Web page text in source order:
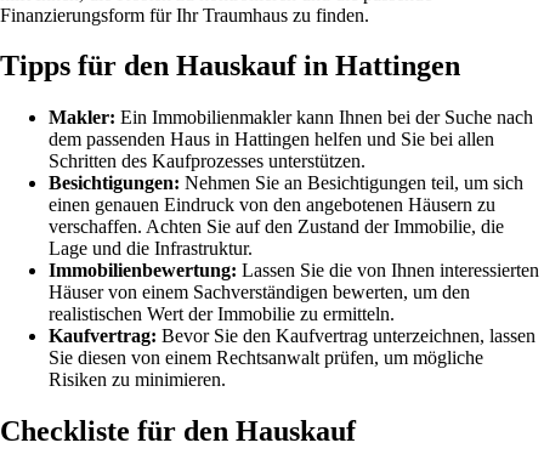
Finanzierungsform für Ihr Traumhaus zu finden.
Tipps für den Hauskauf in Hattingen
Makler: Ein Immobilienmakler kann Ihnen bei der Suche nach
dem passenden Haus in Hattingen helfen und Sie bei allen
Schritten des Kaufprozesses unterstützen.
Besichtigungen: Nehmen Sie an Besichtigungen teil, um sich
einen genauen Eindruck von den angebotenen Häusern zu
verschaffen. Achten Sie auf den Zustand der Immobilie, die
Lage und die Infrastruktur.
Immobilienbewertung: Lassen Sie die von Ihnen interessierten
Häuser von einem Sachverständigen bewerten, um den
realistischen Wert der Immobilie zu ermitteln.
Kaufvertrag: Bevor Sie den Kaufvertrag unterzeichnen, lassen
Sie diesen von einem Rechtsanwalt prüfen, um mögliche
Risiken zu minimieren.
Checkliste für den Hauskauf